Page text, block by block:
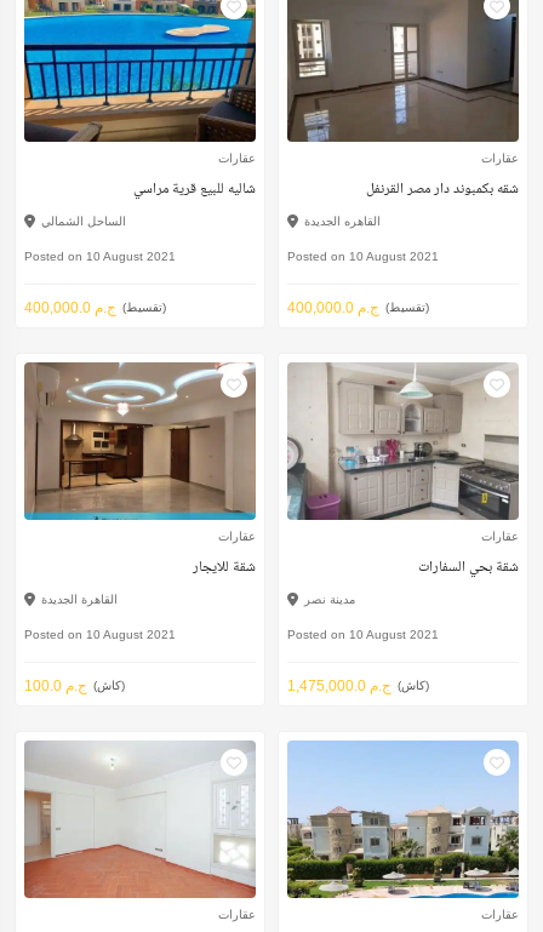
عقارات
شاليه للبيع قرية مراسي
الساحل الشمالي
Posted on 10 August 2021
400,000.0 ج.م (تقسيط)
عقارات
شقه بكمبوند دار مصر القرنفل
القاهره الجديدة
Posted on 10 August 2021
400,000.0 ج.م (تقسيط)
عقارات
شقة للايجار
القاهرة الجديدة
Posted on 10 August 2021
100.0 ج.م (كاش)
عقارات
شقة بحي السفارات
مدينة نصر
Posted on 10 August 2021
1,475,000.0 ج.م (كاش)
عقارات عقارات